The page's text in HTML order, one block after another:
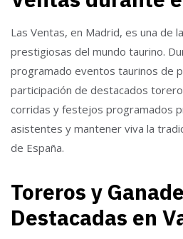
Las Ventas, en Madrid, es una de
prestigiosas del mundo taurino.
programado eventos taurinos de
participación de destacados
corridas y festejos programados
asistentes y mantener viva la
de España.
Toreros y
Destacadas en